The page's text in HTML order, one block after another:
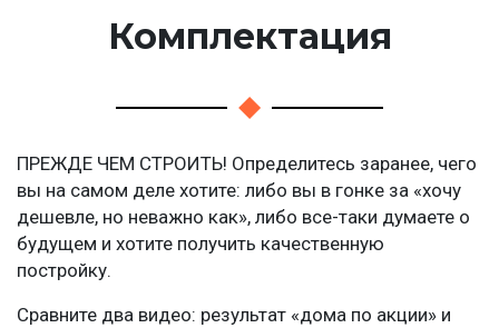
Комплектация
ПРЕЖДЕ ЧЕМ СТРОИТЬ! Определитесь заранее, чего
вы на самом деле хотите: либо вы в гонке за «хочу
дешевле, но неважно как», либо все-таки думаете о
будущем и хотите получить качественную
постройку.
Сравните два видео: результат «дома по акции» и